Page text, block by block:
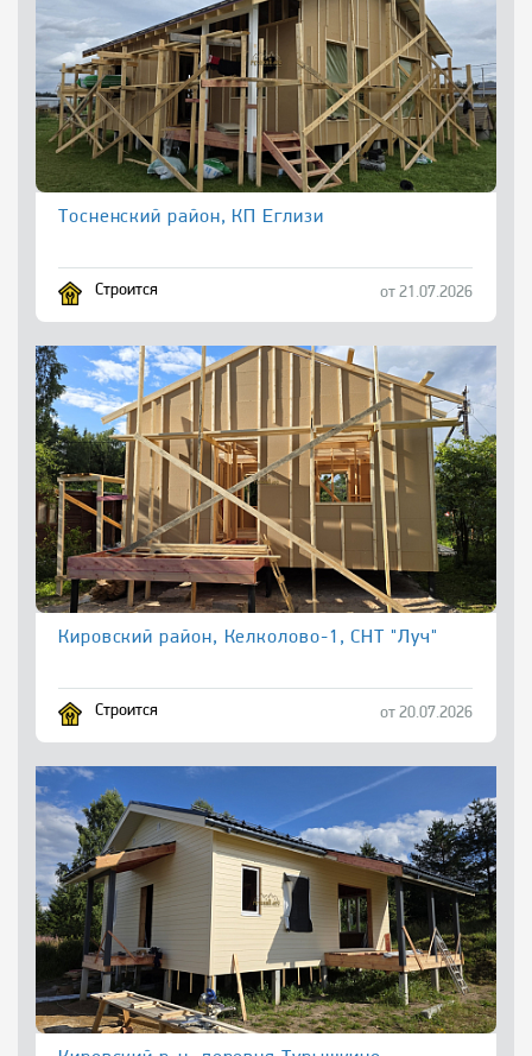
Тосненский район, КП Еглизи
Строится от 21.07.2026
Кировский район, Келколово-1, СНТ "Луч"
Строится от 20.07.2026